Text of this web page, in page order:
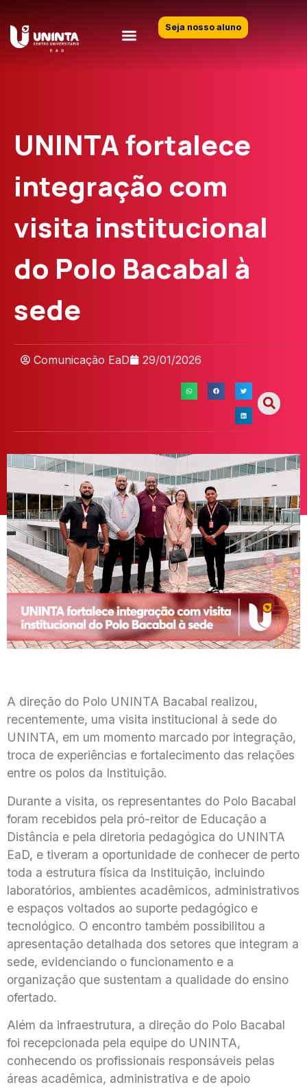
Seja nosso aluno
UNINTA fortalece
integração com
visita institucional
do Polo Bacabal à
sede
Comunicação EaD 29/01/2026
A direção do Polo UNINTA Bacabal realizou,
recentemente, uma visita institucional à sede do
UNINTA, em um momento marcado por integração,
troca de experiências e fortalecimento das relações
entre os polos da Instituição.
Durante a visita, os representantes do Polo Bacabal
foram recebidos pela pró-reitor de Educação a
Distância e pela diretoria pedagógica do UNINTA
EaD, e tiveram a oportunidade de conhecer de perto
toda a estrutura física da Instituição, incluindo
laboratórios, ambientes acadêmicos, administrativos
e espaços voltados ao suporte pedagógico e
tecnológico. O encontro também possibilitou a
apresentação detalhada dos setores que integram a
sede, evidenciando o funcionamento e a
organização que sustentam a qualidade do ensino
ofertado.
Além da infraestrutura, a direção do Polo Bacabal
foi recepcionada pela equipe do UNINTA,
conhecendo os profissionais responsáveis pelas
áreas acadêmica, administrativa e de apoio